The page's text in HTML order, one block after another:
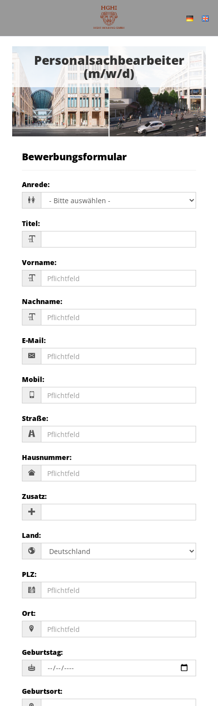
Personalsachbearbeiter
(m/w/d)
Bewerbungsformular
Anrede:
Titel:
Vorname:
Nachname:
E-Mail:
Mobil:
Straße:
Hausnummer:
Zusatz:
Land:
PLZ:
Ort:
Geburtstag:
Geburtsort: